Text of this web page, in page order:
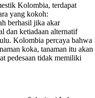
Kolombia, terdapat
yang kokoh:
berhasil jika akar
dan ketiadaan alternatif
Kolombia percaya bahwa
koka, tanaman itu akan
pedesaan tidak memiliki